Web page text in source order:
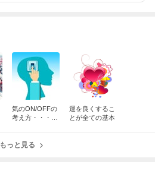
気のON/OFFの
考え方・・・秘
運を良くするこ
とが全ての基本
もっと見る